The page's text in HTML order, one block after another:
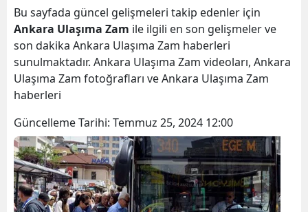
Artvin
Aydın
Balıkesir
Bingöl
Bitlis
Bolu
Burdur
Bu sayfada güncel gelişmeleri takip edenler için
Ankara Ulaşıma Zam ile ilgili en son gelişmeler ve
son dakika Ankara Ulaşıma Zam haberleri
sunulmaktadır. Ankara Ulaşıma Zam videoları, Ankara
Ulaşıma Zam fotoğrafları ve Ankara Ulaşıma Zam
haberleri
Güncelleme Tarihi: Temmuz 25, 2024 12:00